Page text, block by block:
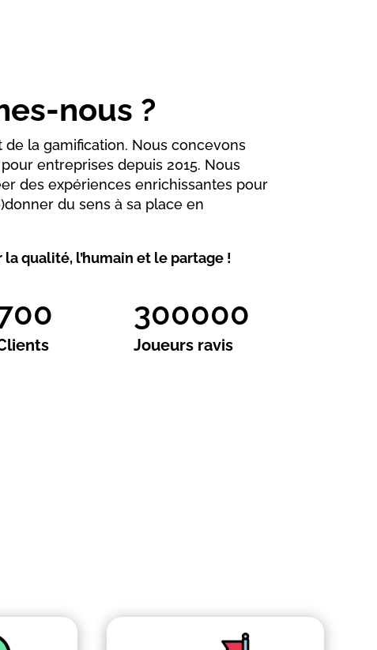
nous ?
la gamification. Nous concevons
entreprises depuis 2015. Nous
des expériences enrichissantes pour
du sens à sa place en
qualité, l’humain et le partage !
300000
Joueurs ravis